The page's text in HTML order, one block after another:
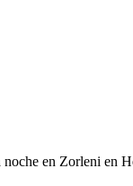
en Zorleni en